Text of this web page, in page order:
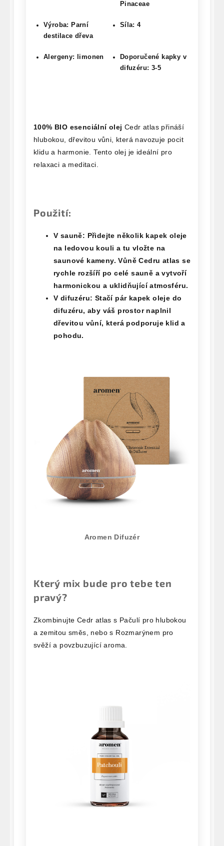
Pinaceae
Výroba: Parní
destilace dřeva
Síla: 4
Alergeny: limonen
Doporučené kapky v
difuzéru: 3-5
100% BIO esenciální olej Cedr atlas přináší
hlubokou, dřevitou vůni, která navozuje pocit
klidu a harmonie. Tento olej je ideální pro
relaxaci a meditaci.
Použití:
V sauně: Přidejte několik kapek oleje
na ledovou kouli a tu vložte na
saunové kameny. Vůně Cedru atlas se
rychle rozšíří po celé sauně a vytvoří
harmonickou a uklidňující atmosféru.
V difuzéru: Stačí pár kapek oleje do
difuzéru, aby váš prostor naplnil
dřevitou vůní, která podporuje klid a
pohodu.
Aromen Difuzér
Který mix bude pro tebe ten
pravý?
Zkombinujte Cedr atlas s Pačulí pro hlubokou
a zemitou směs, nebo s Rozmarýnem pro
svěží a povzbuzující aroma.